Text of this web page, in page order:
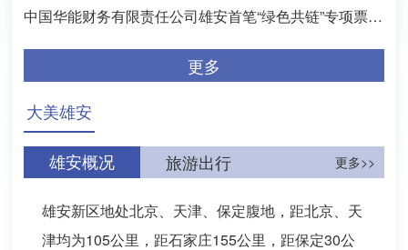
中国华能财务有限责任公司雄安首笔“绿色共链”专项票据业务落地
更多
大美雄安
雄安概况 旅游出行 更多>>
雄安新区地处北京、天津、保定腹地，距北京、天
津均为105公里，距石家庄155公里，距保定30公